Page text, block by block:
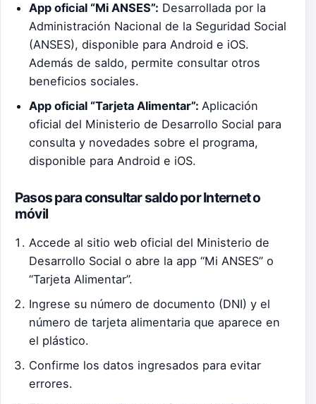
App oficial “Mi ANSES”: Desarrollada por la
Administración Nacional de la Seguridad Social
(ANSES), disponible para Android e iOS.
Además de saldo, permite consultar otros
beneficios sociales.
App oficial “Tarjeta Alimentar”:Aplicación
oficial del Ministerio de Desarrollo Social para
consulta y novedades sobre el programa,
disponible para Android e iOS.
Pasos para consultar saldo por Internet o
móvil
Accede al sitio web oficial del Ministerio de
Desarrollo Social o abre la app “Mi ANSES” o
“Tarjeta Alimentar”.
Ingrese su número de documento (DNI) y el
número de tarjeta alimentaria que aparece en
el plástico.
Confirme los datos ingresados para evitar
errores.